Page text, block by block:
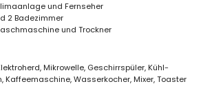
und Fernseher
2 Badezimmer
und Trockner
Mikrowelle, Geschirrspüler, Kühl-
Kaffeemaschine, Wasserkocher, Mixer, Toaster